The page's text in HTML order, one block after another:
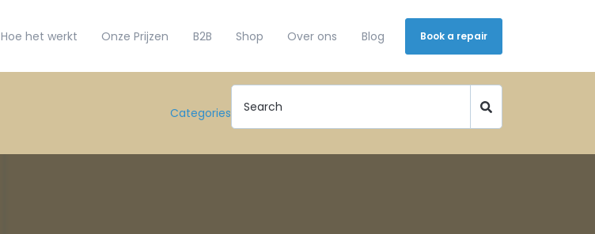
Hoe het werkt Onze Prijzen B2B Shop Over ons Blog Book a repair
Categories